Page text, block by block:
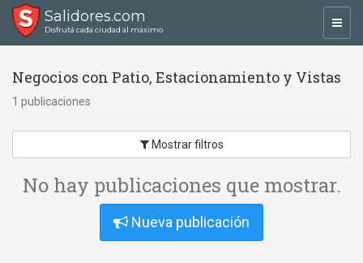
Salidores.com
Disfrutá cada ciudad al máximo
Negocios con Patio, Estacionamiento y Vistas
1 publicaciones
Mostrar filtros
No hay publicaciones que mostrar.
Nueva publicación